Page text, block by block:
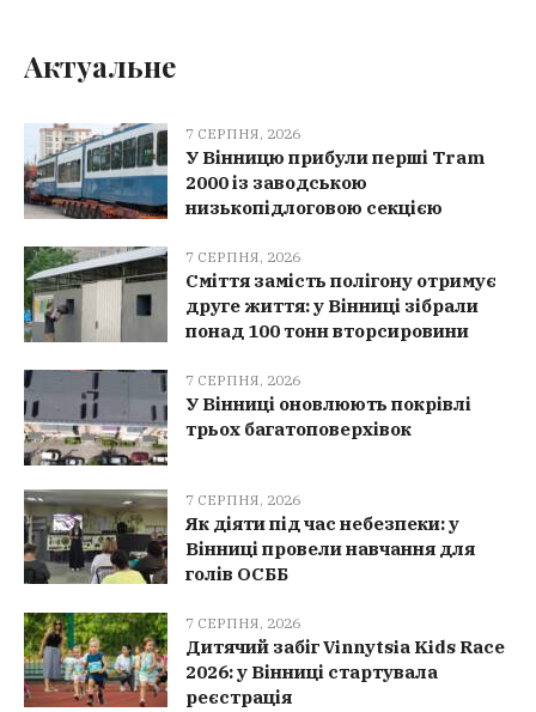
Актуальне
7 СЕРПНЯ, 2026
У Вінницю прибули перші Tram
2000 із заводською
низькопідлоговою секцією
7 СЕРПНЯ, 2026
Сміття замість полігону отримує
друге життя: у Вінниці зібрали
понад 100 тонн вторсировини
7 СЕРПНЯ, 2026
У Вінниці оновлюють покрівлі
трьох багатоповерхівок
7 СЕРПНЯ, 2026
Як діяти під час небезпеки: у
Вінниці провели навчання для
голів ОСББ
7 СЕРПНЯ, 2026
Дитячий забіг Vinnytsia Kids Race
2026: у Вінниці стартувала
реєстрація